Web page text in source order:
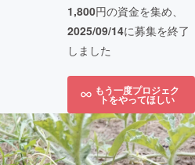
1,800円の資金を集め、
2025/09/14に募集を終了
しました
もう一度プロジェク
トをやってほしい